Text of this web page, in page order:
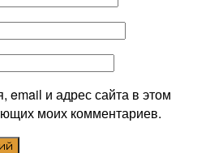
email и адрес сайта в этом
моих комментариев.